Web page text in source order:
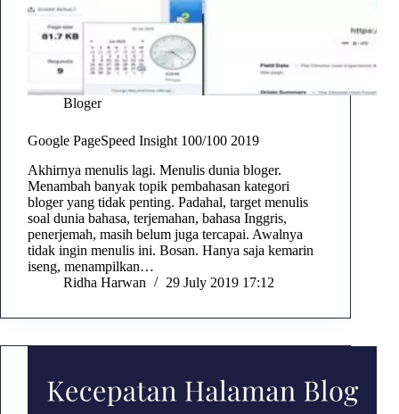
Bloger
Google PageSpeed Insight 100/100 2019
Akhirnya menulis lagi. Menulis dunia bloger.
Menambah banyak topik pembahasan kategori
bloger yang tidak penting. Padahal, target menulis
soal dunia bahasa, terjemahan, bahasa Inggris,
penerjemah, masih belum juga tercapai. Awalnya
tidak ingin menulis ini. Bosan. Hanya saja kemarin
iseng, menampilkan…
Ridha Harwan
29 July 2019 17:12